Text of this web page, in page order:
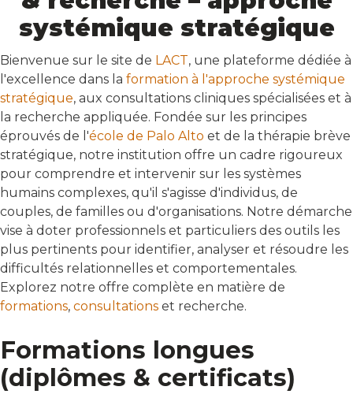
systémique stratégique
Bienvenue sur le site de LACT, une plateforme dédiée à
l'excellence dans la formation à l'approche systémique
stratégique, aux consultations cliniques spécialisées et à
la recherche appliquée. Fondée sur les principes
éprouvés de l'école de Palo Alto et de la thérapie brève
stratégique, notre institution offre un cadre rigoureux
pour comprendre et intervenir sur les systèmes
humains complexes, qu'il s'agisse d'individus, de
couples, de familles ou d'organisations. Notre démarche
vise à doter professionnels et particuliers des outils les
plus pertinents pour identifier, analyser et résoudre les
difficultés relationnelles et comportementales.
Explorez notre offre complète en matière de
formations, consultations et recherche.
Formations longues
(diplômes & certificats)